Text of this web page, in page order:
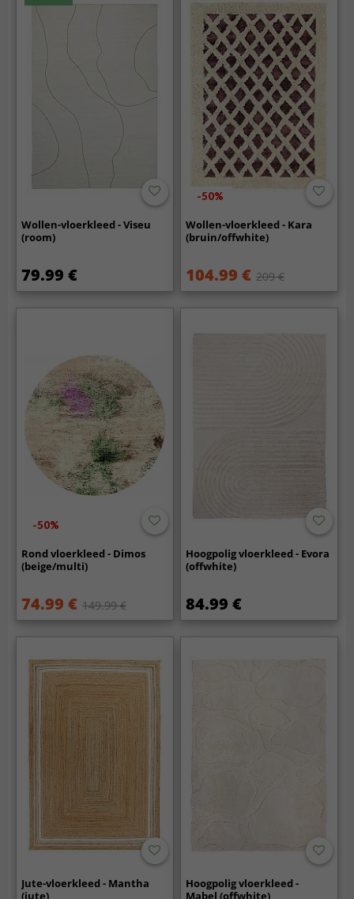
Wollen-vloerkleed - Viseu
(room)
79.99 €
-50%
Wollen-vloerkleed - Kara
(bruin/offwhite)
104.99 € 209 €
-50%
Rond vloerkleed - Dimos
(beige/multi)
74.99 € 149.99 €
Hoogpolig vloerkleed - Evora
(offwhite)
84.99 €
Jute-vloerkleed - Mantha
(jute)
Hoogpolig vloerkleed -
Mabel (offwhite)